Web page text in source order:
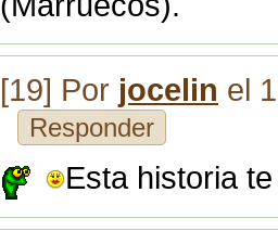
[19] Por jocelin el
Responder
Esta historia